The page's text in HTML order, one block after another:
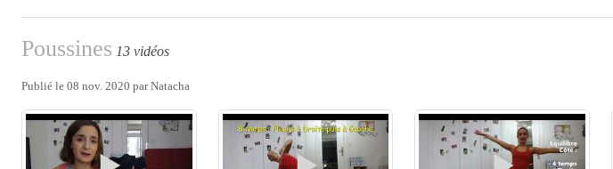
Poussines 13 vidéos
Publié le 08 nov. 2020 parNatacha